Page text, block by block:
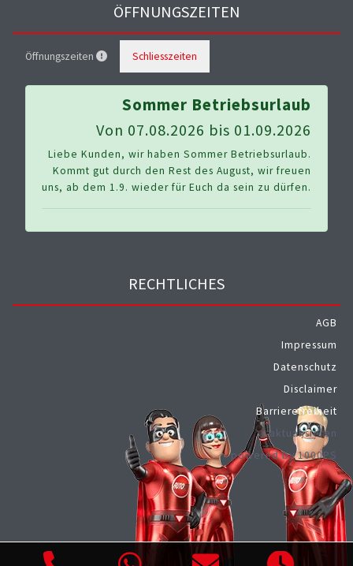
ÖFFNUNGSZEITEN
Öffnungszeiten Schliesszeiten
Sommer Betriebsurlaub
Von 07.08.2026 bis 01.09.2026
Liebe Kunden, wir haben Sommer Betriebsurlaub.
Kommt gut durch den Rest des August, wir freuen
uns, ab dem 1.9. wieder für Euch da sein zu dürfen.
RECHTLICHES
AGB
Impressum
Datenschutz
Disclaimer
Barrierefreiheit
aktualisieren
powered by 1000PS